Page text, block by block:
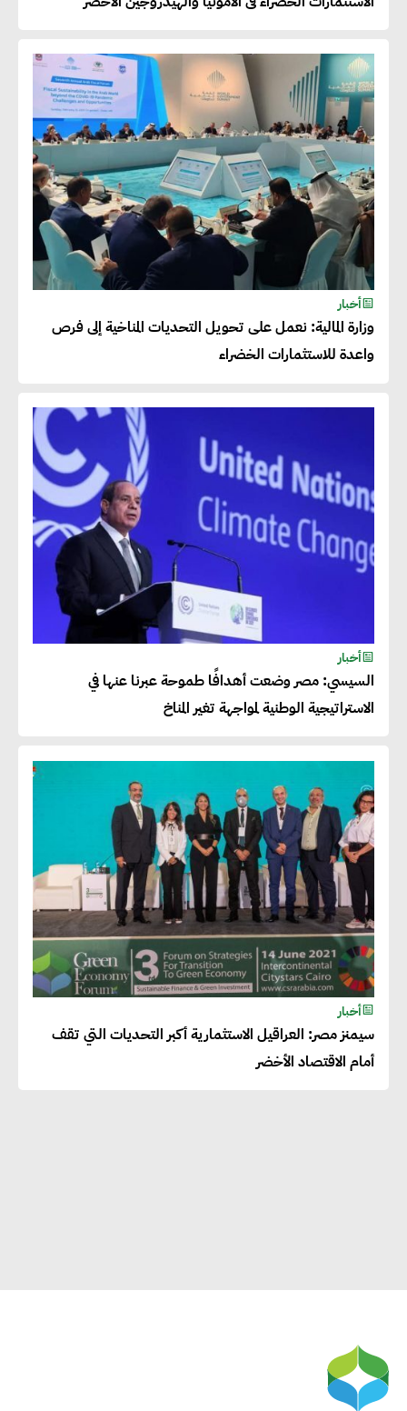
أخبار
وزارة المالية: نعمل على تحويل التحديات المناخية إلى فرص
واعدة للاستثمارات الخضراء
أخبار
السيسي: مصر وضعت أهدافًا طموحة عبرنا عنها في
الاستراتيجية الوطنية لمواجهة تغير المناخ
أخبار
سيمنز مصر: العراقيل الاستثمارية أكبر التحديات التي تقف
أمام الاقتصاد الأخضر